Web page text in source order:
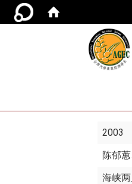
2003
陈郁蕙
海峡